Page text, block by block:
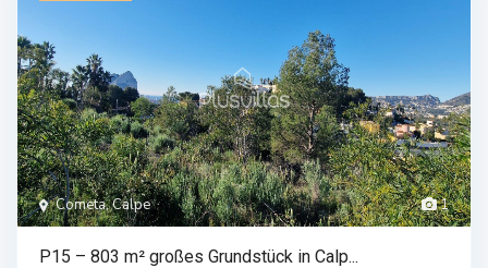
1
Cometa, Calpe
P15 – 803 m² großes Grundstück in Calp...